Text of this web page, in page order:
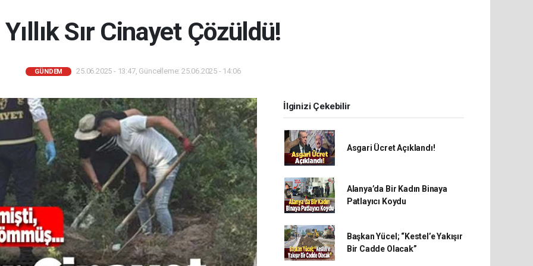
Sır Cinayet Çözüldü!
GÜNDEM 25.06.2025 - 13:47, Güncelleme: 25.06.2025 - 14:06
İlginizi Çekebilir
Asgari Ücret Açıklandı!
Alanya’da Bir Kadın Binaya
Patlayıcı Koydu
Başkan Yücel; “Kestel’e Yakışır
Bir Cadde Olacak”